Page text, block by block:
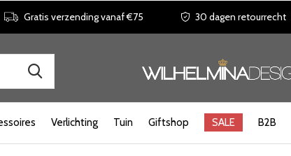
Verlichting Tuin Giftshop SALE B2B
Gratis verzending vanaf €75 30 dagen retourrecht